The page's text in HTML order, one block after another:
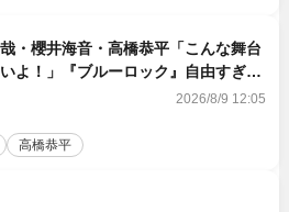
・櫻井海音・高橋恭平「こんな舞台
よ！」『ブルーロック』自由すぎる
レポート
2026/8/9 12:05
高橋恭平